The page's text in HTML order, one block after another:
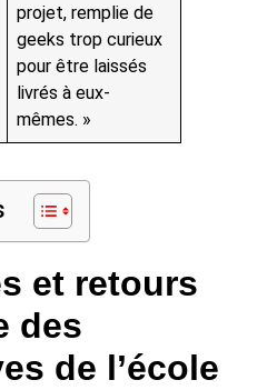
projet, remplie de
geeks trop curieux
pour être laissés
livrés à eux-
mêmes. »
et retours
des
de l’école